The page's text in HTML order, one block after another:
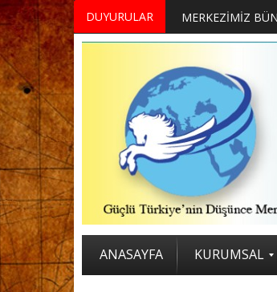
DUYURULAR
MERKEZİMİZ BÜNYESİNDE YETİŞTİRİLMEK ÜZERE GÖNÜLLÜ ÜLKE MASASI UZMANI VE UZMAN ADAYLARI ARIYORUZ 2. SASAM
ANASAYFA KURUMSAL